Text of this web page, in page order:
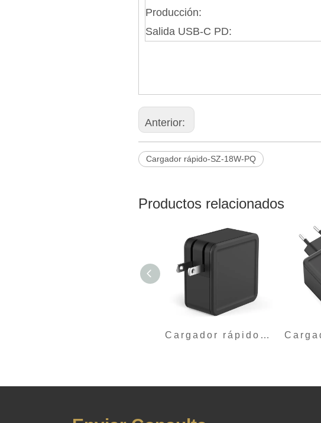
Producción:
Salida USB-C PD:
Anterior:
Cargador rápido-SZ-18W-PQ
Productos relacionados
Cargador rápido-SZ-65W3P-G